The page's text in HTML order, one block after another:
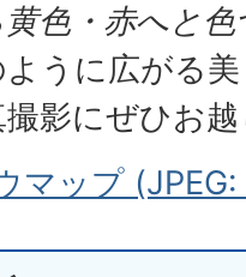
色・赤へと色
うに広がる
影にぜひお
マップ